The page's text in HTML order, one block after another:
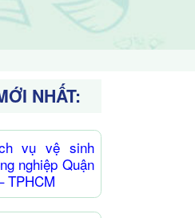
NHẤT:
vụ vệ sinh
nghiệp Quận
TPHCM